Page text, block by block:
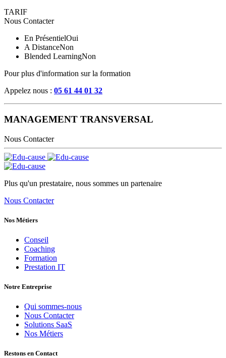
TARIF
Nous Contacter
En PrésentielOui
A DistanceNon
Blended LearningNon
Pour plus d'information sur la formation
Appelez nous : 05 61 44 01 32
MANAGEMENT TRANSVERSAL
Nous Contacter
Plus qu'un prestataire, nous sommes un partenaire
Nous Contacter
Nos Métiers
Conseil
Coaching
Formation
Prestation IT
Notre Entreprise
Qui sommes-nous
Nous Contacter
Solutions SaaS
Nos Métiers
Restons en Contact